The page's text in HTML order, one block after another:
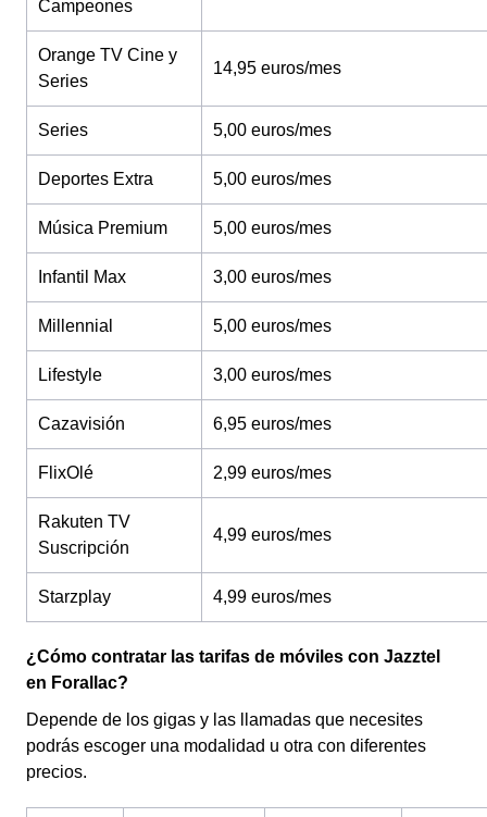
Campeones
Orange TV Cine y
Series
14,95 euros/mes
Series 5,00 euros/mes
Deportes Extra 5,00 euros/mes
Música Premium 5,00 euros/mes
Infantil Max 3,00 euros/mes
Millennial 5,00 euros/mes
Lifestyle 3,00 euros/mes
Cazavisión 6,95 euros/mes
FlixOlé 2,99 euros/mes
Rakuten TV
Suscripción
4,99 euros/mes
Starzplay 4,99 euros/mes
¿Cómo contratar las tarifas de móviles con Jazztel
en Forallac?
Depende de los gigas y las llamadas que necesites
podrás escoger una modalidad u otra con diferentes
precios.